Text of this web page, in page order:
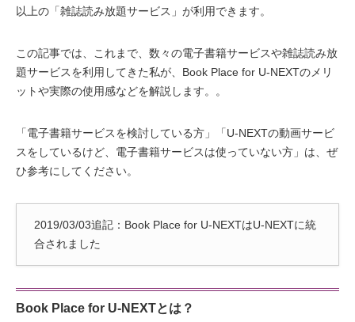
以上の「雑誌読み放題サービス」が利用できます。
この記事では、これまで、数々の電子書籍サービスや雑誌読み放
題サービスを利用してきた私が、Book Place for U-NEXTのメリ
ットや実際の使用感などを解説します。。
「電子書籍サービスを検討している方」「U-NEXTの動画サービ
スをしているけど、電子書籍サービスは使っていない方」は、ぜ
ひ参考にしてください。
2019/03/03追記：Book Place for U-NEXTはU-NEXTに統
合されました
Book Place for U-NEXTとは？